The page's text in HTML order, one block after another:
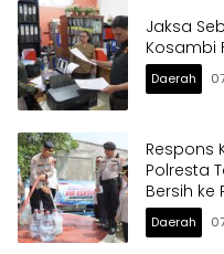
Jaksa
Kosambi
Daerah
Respons
Polresta
Bersih ke
Daerah